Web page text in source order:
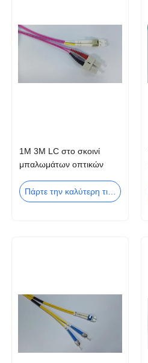
1M 3M LC στο σκοινί
μπαλωμάτων οπτικών
μπαλωμάτων Sc
Πάρτε την καλύτερη τιμή